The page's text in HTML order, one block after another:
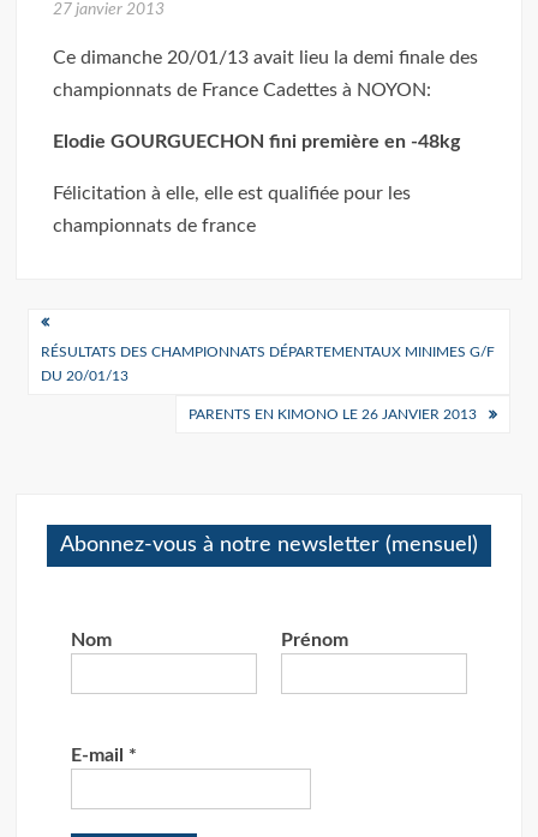
27 janvier 2013
Ce dimanche 20/01/13 avait lieu la demi finale des
championnats de France Cadettes à NOYON:
Elodie GOURGUECHON fini première en -48kg
Félicitation à elle, elle est qualifiée pour les
championnats de france
Navigation
deRÉSULTATS DES CHAMPIONNATS DÉPARTEMENTAUX MINIMES G/F
DU 20/01/13
PARENTS EN KIMONO LE 26 JANVIER 2013
Abonnez-vous à notre newsletter (mensuel)
Nom Prénom
E-mail *